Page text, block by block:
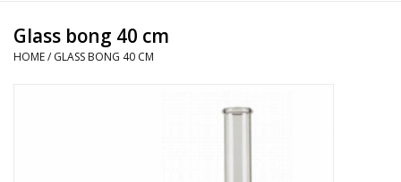
Smartshop
Glass bong 40 cm
HOME/ GLASS BONG 40 CM